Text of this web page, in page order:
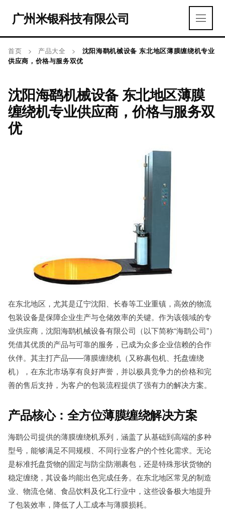
广州米银科技有限公司
首页 > 产品大全 >
沈阳海鹞机械设备 东北地区薄膜缠绕机专业
供应商，价格与服务双优
沈阳海鹞机械设备 东北地区薄膜
缠绕机专业供应商，价格与服务双
优
在东北地区，尤其是辽宁沈阳、长春等工业重镇，高效的物流
包装设备是保障企业生产与仓储效率的关键。作为该领域的专
业供应商，沈阳海鹞机械设备有限公司（以下简称“海鹞公司”）
凭借其优质的产品与可靠的服务，已成为众多企业信赖的合作
伙伴。其主打产品——薄膜缠绕机（又称裹包机、托盘缠绕
机），在东北市场享有良好声誉，并以极具竞争力的价格和完
善的售后支持，为客户的包装流程提供了强有力的解决方案。
产品核心：全方位薄膜缠绕解决方案
海鹞公司提供的薄膜缠绕机系列，涵盖了从基础到高端的多种
型号，能够满足不同规模、不同行业客户的个性化需求。无论
是标准托盘货物的固定与防尘防潮裹包，还是特殊形状货物的
稳定缠绕，其设备均能出色完成任务。在东北地区常见的制造
业、物流仓储、食品饮料及化工行业中，这些设备极大地提升
了包装效率，降低了人工成本与薄膜损耗。